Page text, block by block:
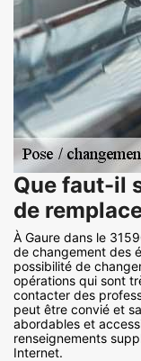
Que faut-il
de
À Gaure dans le
de changement des
possibilité de
opérations qui sont
contacter des
peut être convié et
abordables et
renseignements
Internet.